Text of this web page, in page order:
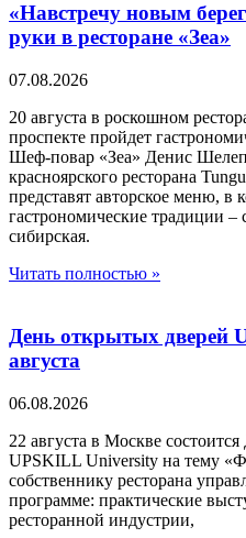
«Навстречу новым
руки в ресторане «Зеа»
07.08.2026
20 августа в роскошном
проспекте пройдет
Шеф-повар «Зеа» Денис
красноярского ресторана
представят авторское меню, в
гастрономические традиции –
сибирская.
Читать полностью »
День открытых дверей
августа
06.08.2026
22 августа в Москве
UPSKILL University на тему
собственнику ресторана
программе: практические
ресторанной индустрии,